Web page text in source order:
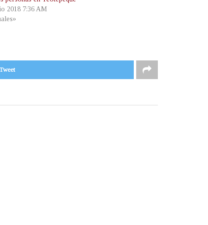
2018 7:36 AM